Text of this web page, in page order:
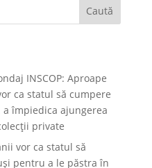
Caută
INSCOP: Aproape
ca statul să cumpere
împiedica ajungerea
private
vor ca statul să
pentru a le păstra în